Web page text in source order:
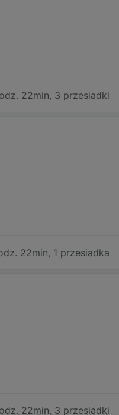
22min, 3 przesiadki
22min, 1 przesiadka
22min, 3 przesiadki